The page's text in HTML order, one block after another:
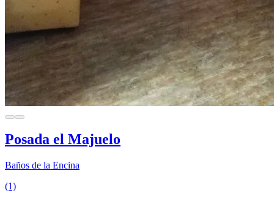
Posada el Majuelo
Baños de la Encina
(1)